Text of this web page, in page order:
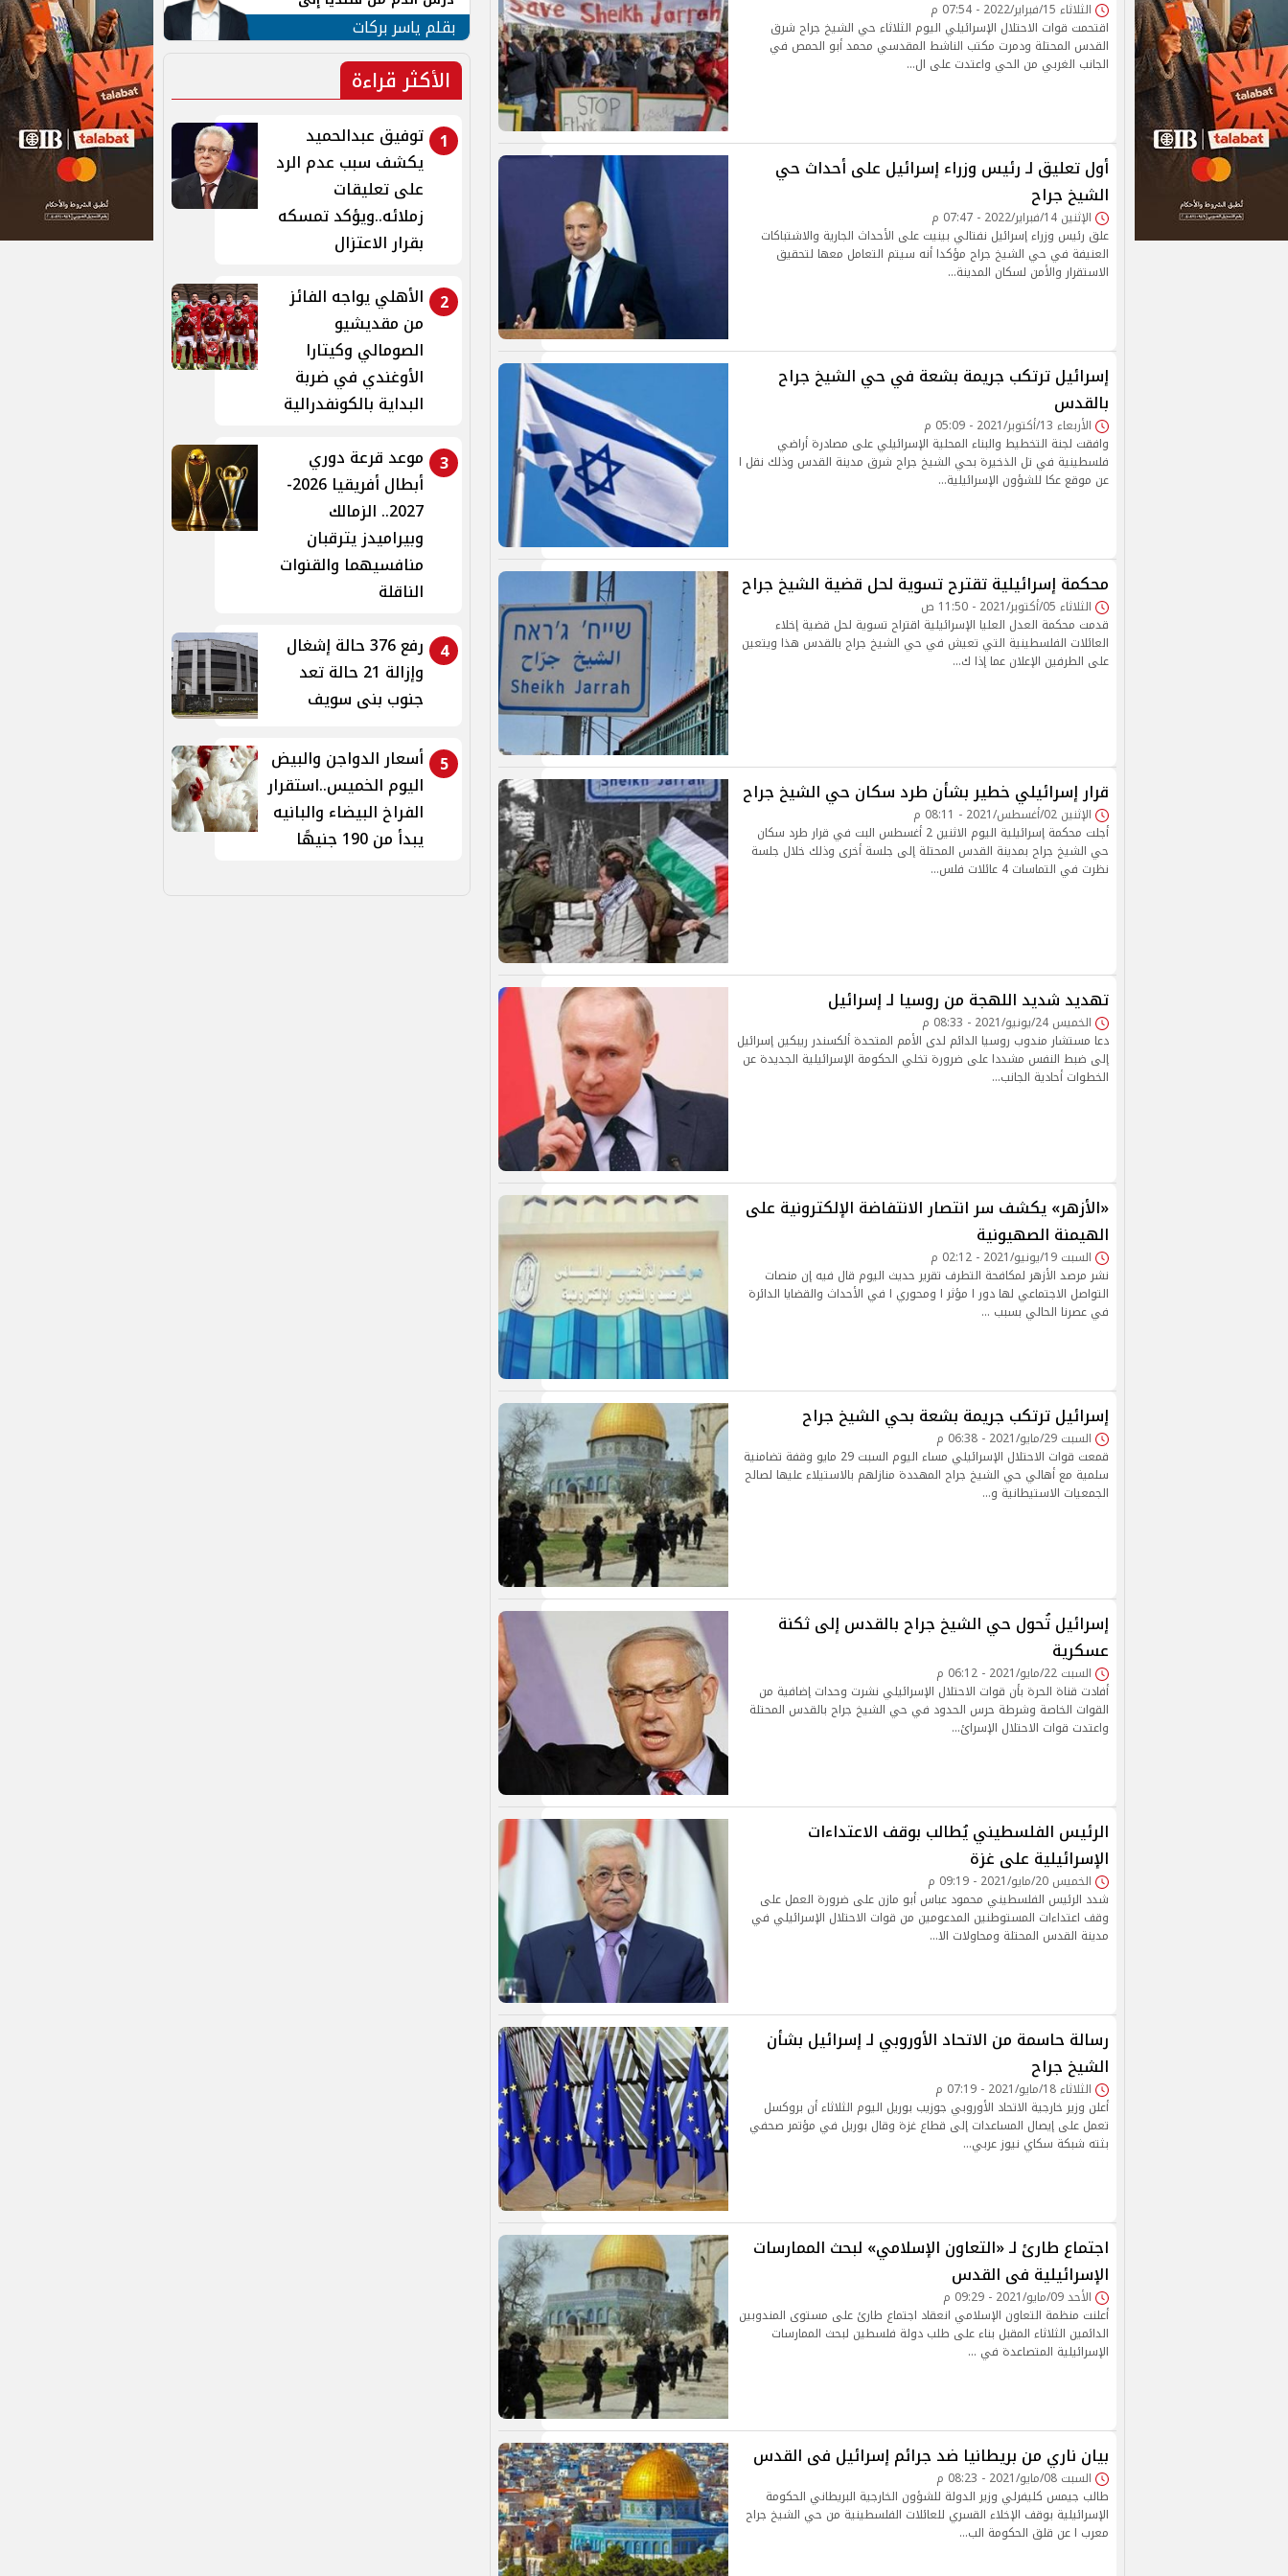
الثلاثاء 15/فبراير/2022 - 07:54 م
اقتحمت قوات الاحتلال الإسرائيلي اليوم الثلاثاء حي الشيخ جراح شرق
القدس المحتلة ودمرت مكتب الناشط المقدسي محمد أبو الحمص في
الجانب الغربي من الحي واعتدت على ال…
أول تعليق لـ رئيس وزراء إسرائيل على أحداث حي
الشيخ جراح
الإثنين 14/فبراير/2022 - 07:47 م
علق رئيس وزراء إسرائيل نفتالي بينيت على الأحداث الجارية والاشتباكات
العنيفة في حي الشيخ جراح مؤكدا أنه سيتم التعامل معها لتحقيق
الاستقرار والأمن لسكان المدينة…
إسرائيل ترتكب جريمة بشعة في حي الشيخ جراح
بالقدس
الأربعاء 13/أكتوبر/2021 - 05:09 م
وافقت لجنة التخطيط والبناء المحلية الإسرائيلي على مصادرة أراضي
فلسطينية في تل الذخيرة بحي الشيخ جراح شرق مدينة القدس وذلك نقل ا
عن موقع عكا للشؤون الإسرائيلية…
محكمة إسرائيلية تقترح تسوية لحل قضية الشيخ جراح
الثلاثاء 05/أكتوبر/2021 - 11:50 ص
قدمت محكمة العدل العليا الإسرائيلية اقتراح تسوية لحل قضية إخلاء
العائلات الفلسطينية التي تعيش في حي الشيخ جراح بالقدس هذا ويتعين
على الطرفين الإعلان عما إذا ك…
قرار إسرائيلي خطير بشأن طرد سكان حي الشيخ جراح
الإثنين 02/أغسطس/2021 - 08:11 م
أجلت محكمة إسرائيلية اليوم الاثنين 2 أغسطس البت في قرار طرد سكان
حي الشيخ جراح بمدينة القدس المحتلة إلى جلسة أخرى وذلك خلال جلسة
نظرت في التماسات 4 عائلات فلس…
تهديد شديد اللهجة من روسيا لـ إسرائيل
الخميس 24/يونيو/2021 - 08:33 م
دعا مستشار مندوب روسيا الدائم لدى الأمم المتحدة ألكسندر ريبكين إسرائيل
إلى ضبط النفس مشددا على ضرورة تخلي الحكومة الإسرائيلية الجديدة عن
الخطوات أحادية الجانب…
«الأزهر» يكشف سر انتصار الانتفاضة الإلكترونية على
الهيمنة الصهيونية
السبت 19/يونيو/2021 - 02:12 م
نشر مرصد الأزهر لمكافحة التطرف تقرير حديث اليوم قال فيه إن منصات
التواصل الاجتماعي لها دور ا مؤثر ا ومحوري ا في الأحداث والقضايا الدائرة
في عصرنا الحالي بسبب …
إسرائيل ترتكب جريمة بشعة بحي الشيخ جراح
السبت 29/مايو/2021 - 06:38 م
قمعت قوات الاحتلال الإسرائيلي مساء اليوم السبت 29 مايو وقفة تضامنية
سلمية مع أهالي حي الشيخ جراح المهددة منازلهم بالاستيلاء عليها لصالح
الجمعيات الاستيطانية و…
إسرائيل تُحول حي الشيخ جراح بالقدس إلى ثكنة
عسكرية
السبت 22/مايو/2021 - 06:12 م
أفادت قناة الحرة بأن قوات الاحتلال الإسرائيلي نشرت وحدات إضافية من
القوات الخاصة وشرطة حرس الحدود في حي الشيخ جراح بالقدس المحتلة
واعتدت قوات الاحتلال الإسرائ…
الرئيس الفلسطيني يُطالب بوقف الاعتداءات
الإسرائيلية على غزة
الخميس 20/مايو/2021 - 09:19 م
شدد الرئيس الفلسطيني محمود عباس أبو مازن على ضرورة العمل على
وقف اعتداءات المستوطنين المدعومين من قوات الاحتلال الإسرائيلي في
مدينة القدس المحتلة ومحاولات الا…
رسالة حاسمة من الاتحاد الأوروبي لـ إسرائيل بشأن
الشيخ جراح
الثلاثاء 18/مايو/2021 - 07:19 م
أعلن وزير خارجية الاتحاد الأوروبي جوزيب بوريل اليوم الثلاثاء أن بروكسل
تعمل على إيصال المساعدات إلى قطاع غزة وقال بوريل في مؤتمر صحفي
بثته شبكة سكاي نيوز عربي…
اجتماع طارئ لـ «التعاون الإسلامي» لبحث الممارسات
الإسرائيلية فى القدس
الأحد 09/مايو/2021 - 09:29 م
أعلنت منظمة التعاون الإسلامي انعقاد اجتماع طارئ على مستوى المندوبين
الدائمين الثلاثاء المقبل بناء على طلب دولة فلسطين لبحث الممارسات
الإسرائيلية المتصاعدة في …
بيان ناري من بريطانيا ضد جرائم إسرائيل فى القدس
السبت 08/مايو/2021 - 08:23 م
طالب جيمس كليفرلي وزير الدولة للشؤون الخارجية البريطاني الحكومة
الإسرائيلية بوقف الإخلاء القسري للعائلات الفلسطينية من حي الشيخ جراح
معرب ا عن قلق الحكومة الب…
جنوب لبنان
بقلم ياسر بركات
الأكثر قراءة
1 توفيق عبدالحميد
يكشف سبب عدم الرد
على تعليقات
زملائه..ويؤكد تمسكه
بقرار الاعتزال
2
الأهلي يواجه الفائز
من مقديشيو
الصومالي وكيتارا
الأوغندي في ضربة
البداية بالكونفدرالية
3 موعد قرعة دوري
أبطال أفريقيا 2026-
2027.. الزمالك
وبيراميدز يترقبان
منافسيهما والقنوات
الناقلة
4
رفع 376 حالة إشغال
وإزالة 21 حالة تعد
جنوب بنى سويف
5
أسعار الدواجن والبيض
اليوم الخميس..استقرار
الفراخ البيضاء والبانيه
يبدأ من 190 جنيهًا